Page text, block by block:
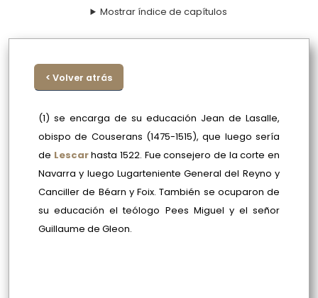
Mostrar índice de capítulos
< Volver atrás
(1) se encarga de su educación Jean de Lasalle,
obispo de Couserans (1475-1515), que luego sería
de Lescarhasta 1522. Fue consejero de la corte en
Navarra y luego Lugarteniente General del Reyno y
Canciller de Béarn y Foix. También se ocuparon de
su educación el teólogo Pees Miguel y el señor
Guillaume de Gleon.